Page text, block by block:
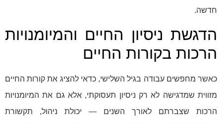
חדשה.
הדגשת ניסיון החיים והמיומנויות
הרכות בקורות החיים
כאשר מחפשים עבודה בגיל השלישי, כדאי להציג את קורות החיים
מזווית שמדגישה לא רק ניסיון תעסוקתי, אלא גם את המיומנויות
הרכות שצברתם לאורך השנים — יכולת ניהול, תקשורת